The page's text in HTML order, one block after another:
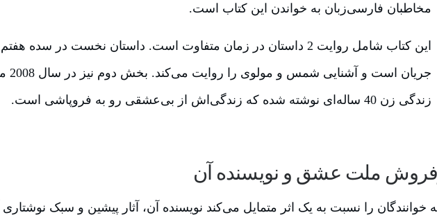
مخاطبان فارسی‌زبان به خواندن این کتاب است.
این کتاب شامل روایت 2 داستان در زمان متفاوت است. داستان نخست در سده
زندگی زن 40 ساله‌ای نوشته شده که زندگی‌اش از بی‌عشقی رو به فروپاشی است.
پرفروش ملت عشق و نویسنده آن
خوانندگان را نسبت به یک اثر متمایل می‌کند نویسنده آن، آثار پیشین و سبک